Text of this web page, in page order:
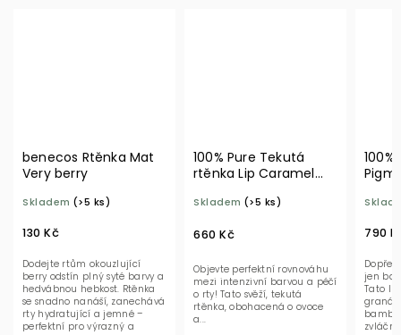
benecos Rtěnka Mat
Very berry
Skladem (>5 ks)
130 Kč
Dodejte rtům okouzlující
berry odstín plný syté barvy a
hedvábnou hebkost. Rtěnka
se snadno nanáší, zanechává
rty hydratující a jemné –
perfektní pro výrazný a
100% Pure Tekutá
rtěnka Lip Caramel
Skladem (>5 ks)
660 Kč
Objevte perfektní rovnováhu
mezi intenzivní barvou a péčí
o rty! Tato svěží, tekutá
rtěnka, obohacená o ovoce
a...
Rose
790
jen
Tato